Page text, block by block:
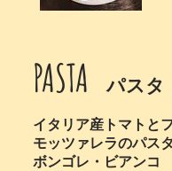
PASTA パスタ
イタリア産トマトと
モッツァレラのパスタ
ボンゴレ・ビアンコ